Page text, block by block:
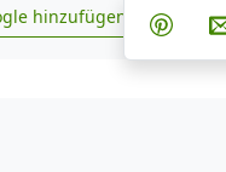
zu Google
hinzufügen